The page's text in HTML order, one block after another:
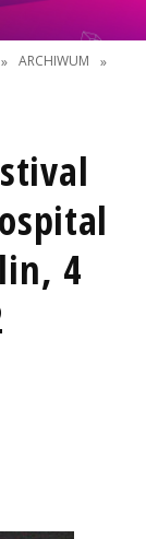
» ARCHIWUM
»
4